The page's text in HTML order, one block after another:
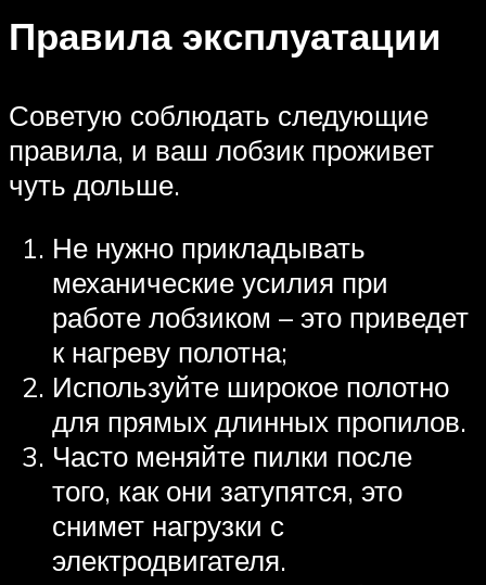
Правила эксплуатации
Советую соблюдать следующие
правила, и ваш лобзик проживет
чуть дольше.
Не нужно прикладывать
механические усилия при
работе лобзиком – это приведет
к нагреву полотна;
Используйте широкое полотно
для прямых длинных пропилов.
Часто меняйте пилки после
того, как они затупятся, это
снимет нагрузки с
электродвигателя.